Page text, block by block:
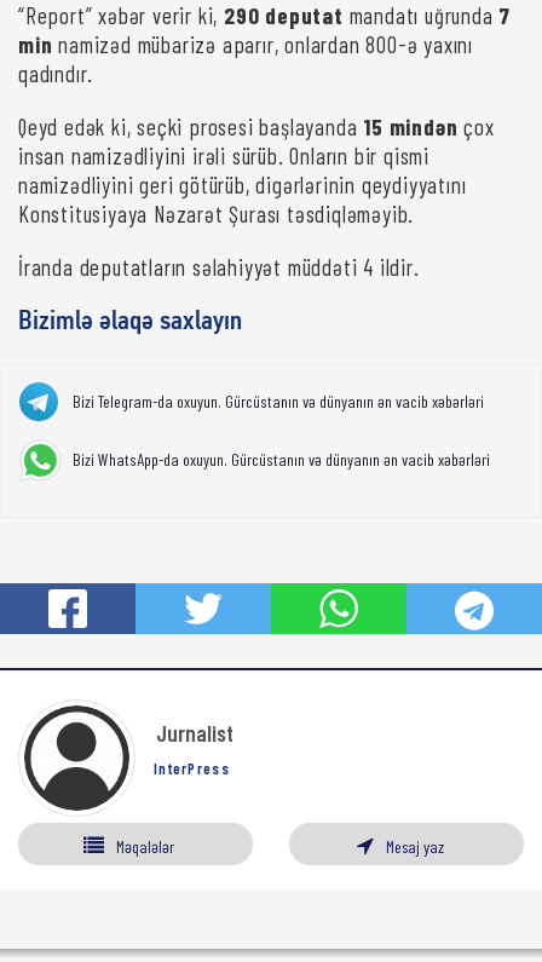
“Report” xəbər verir ki, 290 deputat mandatı uğrunda 7
minnamizəd mübarizə aparır, onlardan 800-ə yaxını
qadındır.
Qeyd edək ki, seçki prosesi başlayanda 15 mindən çox
insan namizədliyini irəli sürüb. Onların bir qismi
namizədliyini geri götürüb, digərlərinin qeydiyyatını
Konstitusiyaya Nəzarət Şurası təsdiqləməyib.
İranda deputatların səlahiyyət müddəti 4 ildir.
Bizimlə əlaqə saxlayın
Bizi Telegram-da oxuyun. Gürcüstanın və dünyanın ən vacib xəbərləri
Bizi WhatsApp-da oxuyun. Gürcüstanın və dünyanın ən vacib xəbərləri
Jurnalist
InterPress
Məqalələr Mesaj yaz